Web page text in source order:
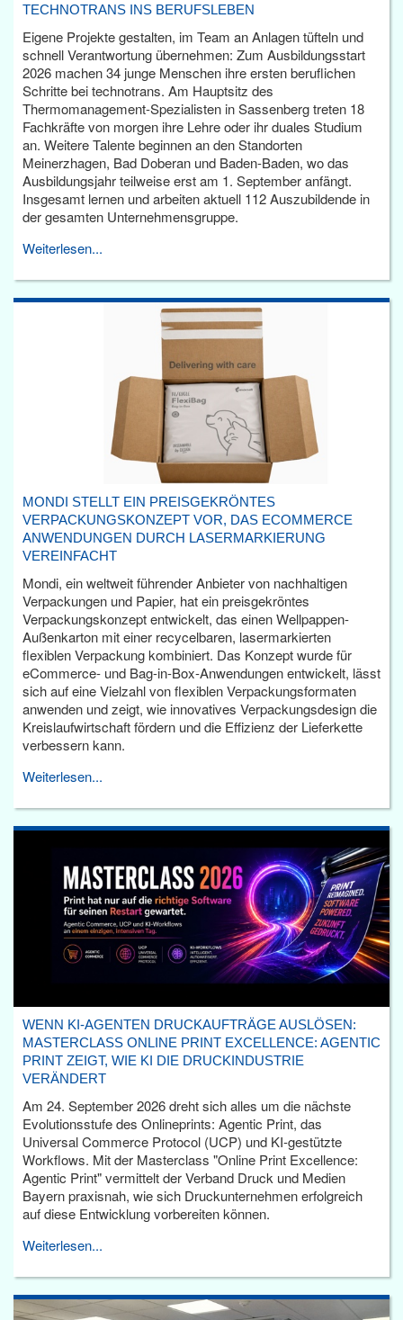
TECHNOTRANS INS BERUFSLEBEN
Eigene Projekte gestalten, im Team an Anlagen tüfteln und
schnell Verantwortung übernehmen: Zum Ausbildungsstart
2026 machen 34 junge Menschen ihre ersten beruflichen
Schritte bei technotrans. Am Hauptsitz des
Thermomanagement-Spezialisten in Sassenberg treten 18
Fachkräfte von morgen ihre Lehre oder ihr duales Studium
an. Weitere Talente beginnen an den Standorten
Meinerzhagen, Bad Doberan und Baden-Baden, wo das
Ausbildungsjahr teilweise erst am 1. September anfängt.
Insgesamt lernen und arbeiten aktuell 112 Auszubildende in
der gesamten Unternehmensgruppe.
Weiterlesen...
MONDI STELLT EIN PREISGEKRÖNTES
VERPACKUNGSKONZEPT VOR, DAS ECOMMERCE
ANWENDUNGEN DURCH LASERMARKIERUNG
VEREINFACHT
Mondi, ein weltweit führender Anbieter von nachhaltigen
Verpackungen und Papier, hat ein preisgekröntes
Verpackungskonzept entwickelt, das einen Wellpappen-
Außenkarton mit einer recycelbaren, lasermarkierten
flexiblen Verpackung kombiniert. Das Konzept wurde für
eCommerce- und Bag-in-Box-Anwendungen entwickelt, lässt
sich auf eine Vielzahl von flexiblen Verpackungsformaten
anwenden und zeigt, wie innovatives Verpackungsdesign die
Kreislaufwirtschaft fördern und die Effizienz der Lieferkette
verbessern kann.
Weiterlesen...
WENN KI-AGENTEN DRUCKAUFTRÄGE AUSLÖSEN:
MASTERCLASS ONLINE PRINT EXCELLENCE: AGENTIC
PRINT ZEIGT, WIE KI DIE DRUCKINDUSTRIE
VERÄNDERT
Am 24. September 2026 dreht sich alles um die nächste
Evolutionsstufe des Onlineprints: Agentic Print, das
Universal Commerce Protocol (UCP) und KI-gestützte
Workflows. Mit der Masterclass "Online Print Excellence:
Agentic Print" vermittelt der Verband Druck und Medien
Bayern praxisnah, wie sich Druckunternehmen erfolgreich
auf diese Entwicklung vorbereiten können.
Weiterlesen...